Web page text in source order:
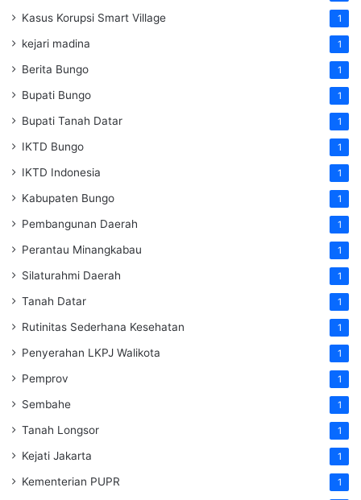
Kasus Korupsi Smart Village 1
kejari madina 1
Berita Bungo 1
Bupati Bungo 1
Bupati Tanah Datar 1
IKTD Bungo 1
IKTD Indonesia 1
Kabupaten Bungo 1
Pembangunan Daerah 1
Perantau Minangkabau 1
Silaturahmi Daerah 1
Tanah Datar 1
Rutinitas Sederhana Kesehatan 1
Penyerahan LKPJ Walikota 1
Pemprov 1
Sembahe 1
Tanah Longsor 1
Kejati Jakarta 1
Kementerian PUPR 1